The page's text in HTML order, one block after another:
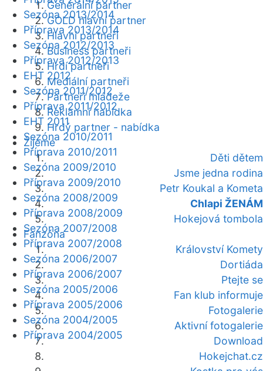
Generální partner
GOLD hlavní partner
Hlavní partneři
Business partneři
Hrdí partneři
Mediální partneři
Partneři mládeže
Reklamní nabídka
Hrdý partner - nabídka
Žijeme
Děti dětem
Jsme jedna rodina
Petr Koukal a Kometa
Chlapi ŽENÁM
Hokejová tombola
Fanzóna
Království Komety
Dortiáda
Ptejte se
Fan klub informuje
Fotogalerie
Aktivní fotogalerie
Download
Hokejchat.cz
Sezóna 2013/2014
Příprava 2013/2014
Sezóna 2012/2013
Příprava 2012/2013
EHT 2012
Sezóna 2011/2012
Příprava 2011/2012
EHT 2011
Sezóna 2010/2011
Příprava 2010/2011
Sezóna 2009/2010
Příprava 2009/2010
Sezóna 2008/2009
Příprava 2008/2009
Sezóna 2007/2008
Příprava 2007/2008
Sezóna 2006/2007
Příprava 2006/2007
Sezóna 2005/2006
Příprava 2005/2006
Sezóna 2004/2005
Příprava 2004/2005